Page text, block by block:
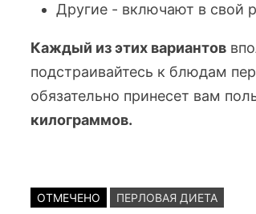
Другие - включают в свой
Каждый из этих вариантов
подстраивайтесь к блюдам
обязательно принесет вам
килограммов.
ОТМЕЧЕНО ПЕРЛОВАЯ ДИЕТА